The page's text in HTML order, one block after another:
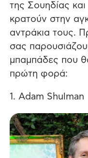
της Σουηδίας
κρατούν στην
αντράκια τους.
σας
μπαμπάδες που
πρώτη φορά:
1. Adam Shulman